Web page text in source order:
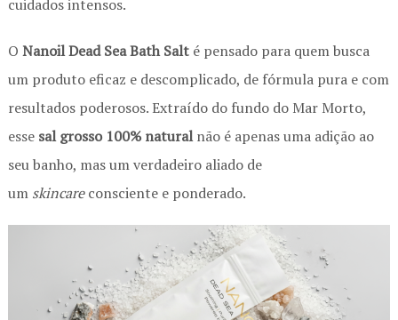
cuidados intensos.
O Nanoil Dead Sea Bath Salt é pensado para quem busca
um produto eficaz e descomplicado, de fórmula pura e com
resultados poderosos. Extraído do fundo do Mar Morto,
esse sal grosso 100% naturalnão é apenas uma adição ao
seu banho, mas um verdadeiro aliado de
um skincareconsciente e ponderado.